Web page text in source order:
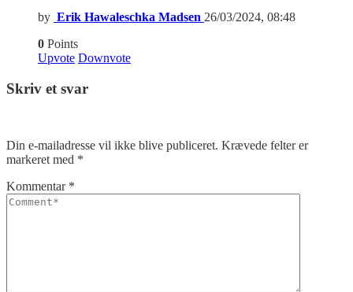
by Erik Hawaleschka Madsen 26/03/2024, 08:48
0 Points
Upvote Downvote
Skriv et svar
Din e-mailadresse vil ikke blive publiceret. Krævede felter er
markeret med *
Kommentar *